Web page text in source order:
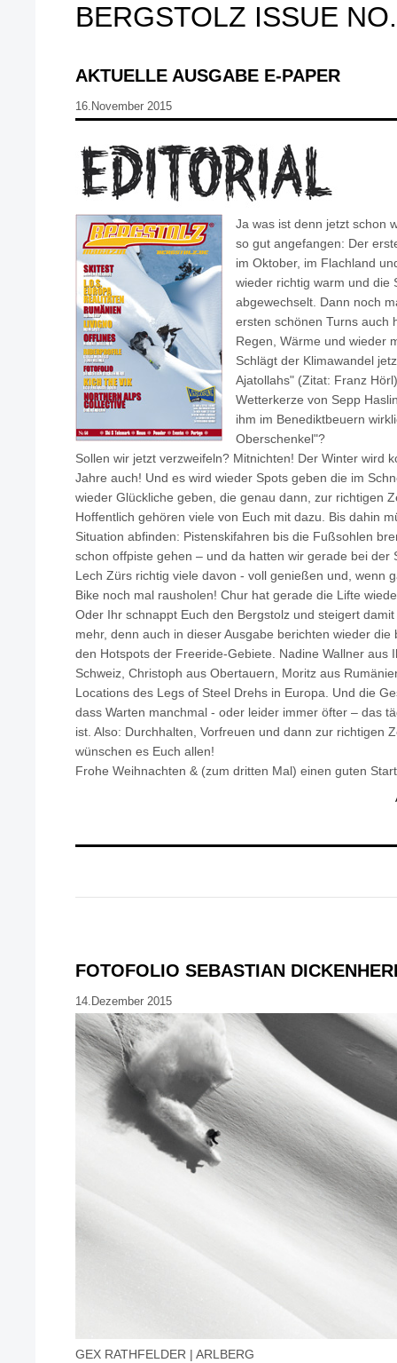
BERGSTOLZ ISSUE
AKTUELLE AUSGABE E-PAPER
16.November 2015
Ja was ist denn jetzt schon
so gut angefangen: Der
im Oktober, im Flachland
wieder richtig warm und die
abgewechselt. Dann noch
ersten schönen Turns auch
Regen, Wärme und wieder
Schlägt der Klimawandel
Ajatollahs" (Zitat: Franz
Wetterkerze von Sepp
ihm im Benediktbeuern
Oberschenkel"?
Sollen wir jetzt verzweifeln? Mitnichten! Der Winter wird
Jahre auch! Und es wird wieder Spots geben die im
wieder Glückliche geben, die genau dann, zur richtigen
Hoffentlich gehören viele von Euch mit dazu. Bis dahin
Situation abfinden: Pistenskifahren bis die Fußsohlen
schon offpiste gehen – und da hatten wir gerade bei der
Lech Zürs richtig viele davon - voll genießen und, wenn
Bike noch mal rausholen! Chur hat gerade die Lifte
Oder Ihr schnappt Euch den Bergstolz und steigert
mehr, denn auch in dieser Ausgabe berichten wieder
den Hotspots der Freeride-Gebiete. Nadine Wallner aus
Schweiz, Christoph aus Obertauern, Moritz aus
Locations des Legs of Steel Drehs in Europa. Und die
dass Warten manchmal - oder leider immer öfter – das
ist. Also: Durchhalten, Vorfreuen und dann zur richtigen
wünschen es Euch allen!
Frohe Weihnachten & (zum dritten Mal) einen guten
FOTOFOLIO SEBASTIAN
14.Dezember 2015
GEX RATHFELDER | ARLBERG